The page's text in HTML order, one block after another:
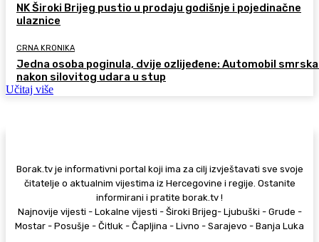
NK Široki Brijeg pustio u prodaju godišnje i pojedinačne
ulaznice
CRNA KRONIKA
Jedna osoba poginula, dvije ozlijeđene: Automobil
nakon silovitog udara u stup
Učitaj više
Borak.tv je informativni portal koji ima za cilj izvještavati sve svoje
čitatelje o aktualnim vijestima iz Hercegovine i regije. Ostanite
informirani i pratite borak.tv !
Najnovije vijesti - Lokalne vijesti - Široki Brijeg- Ljubuški - Grude -
Mostar - Posušje - Čitluk - Čapljina - Livno - Sarajevo - Banja Luka